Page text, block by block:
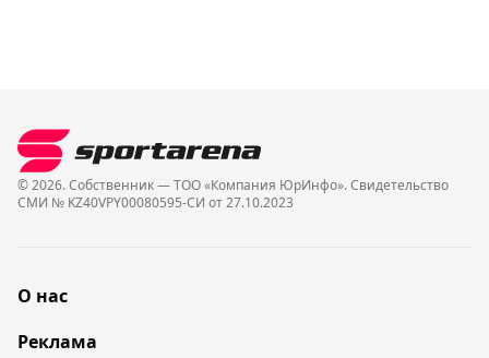
© 2026. Собственник — ТОО «Компания ЮрИнфо». Cвидетельство
СМИ № KZ40VPY00080595-СИ от 27.10.2023
О нас
Реклама